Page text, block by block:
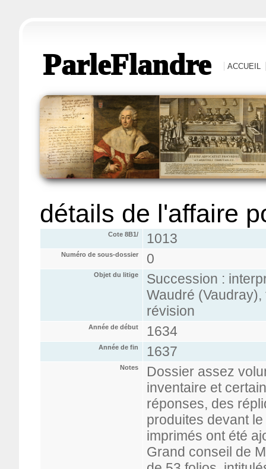
ParleFlandre ACCUEIL
détails de l'affaire
Cote 8B1/ 1013
Numéro de sous-dossier 0
Objet du litige
Succession :
Waudré
révision
Année de début 1634
Année de fin 1637
Notes
Dossier assez
inventaire et
réponses, des
produites devant
imprimés ont été
Grand conseil de